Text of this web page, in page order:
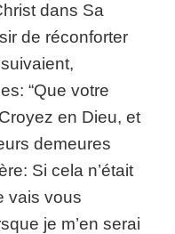
dans Sa
de réconforter
“Que votre
en Dieu, et
demeures
Si cela n’était
vais vous
je m’en serai